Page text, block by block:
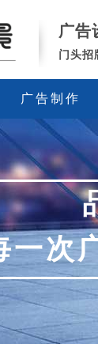
广告
门头招
广告制作
一次